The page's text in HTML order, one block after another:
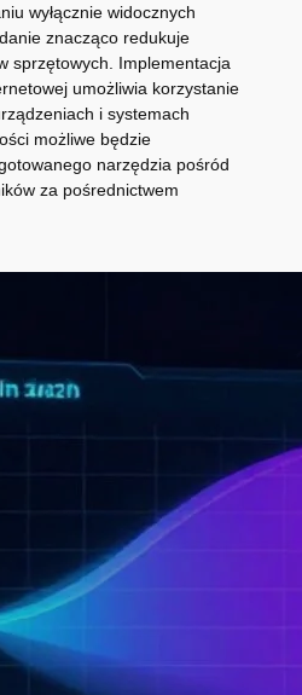
wyłącznie widocznych
znacząco redukuje
sprzętowych. Implementacja
umożliwia korzystanie
i systemach
możliwe będzie
narzędzia pośród
za pośrednictwem